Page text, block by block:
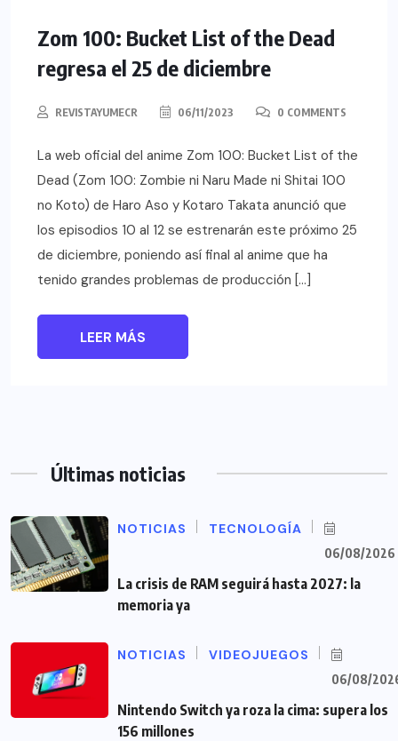
Zom 100: Bucket List of the Dead
regresa el 25 de diciembre
REVISTAYUMECR 06/11/2023 0 COMMENTS
La web oficial del anime Zom 100: Bucket List of the
Dead (Zom 100: Zombie ni Naru Made ni Shitai 100
no Koto) de Haro Aso y Kotaro Takata anunció que
los episodios 10 al 12 se estrenarán este próximo 25
de diciembre, poniendo así final al anime que ha
tenido grandes problemas de producción […]
LEER MÁS
Últimas noticias
NOTICIAS TECNOLOGÍA
06/08/2026
La crisis de RAM seguirá hasta 2027: la
memoria ya
NOTICIAS VIDEOJUEGOS
06/08/
Nintendo Switch ya roza la cima: supera los
156 millones